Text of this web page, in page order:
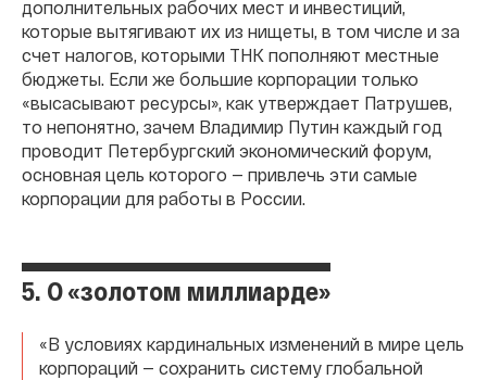
дополнительных рабочих мест и инвестиций,
которые вытягивают их из нищеты, в том числе и за
счет налогов, которыми ТНК пополняют местные
бюджеты. Если же большие корпорации только
«высасывают ресурсы», как утверждает Патрушев,
то непонятно, зачем Владимир Путин каждый год
проводит Петербургский экономический форум,
основная цель которого — привлечь эти самые
корпорации для работы в России.
5. О «золотом миллиарде»
«В условиях кардинальных изменений в мире цель
корпораций — сохранить систему глобальной